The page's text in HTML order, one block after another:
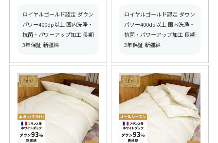
ーク取得】
ロイヤルゴールド認定 ダウン
パワー400dp以上 国内洗浄・
抗菌・パワーアップ加工 長期
3年保証 新彊綿
ーク取得】
ロイヤルゴールド認定 ダウン
パワー400dp以上 国内洗浄・
抗菌・パワーアップ加工 長期
3年保証 新彊綿